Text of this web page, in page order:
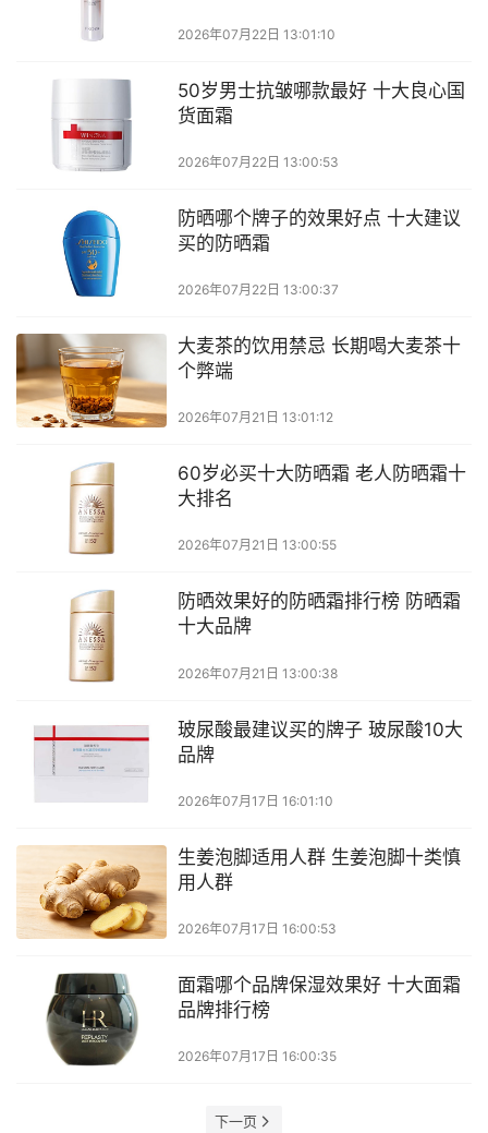
2026年07月22日 13:01:10
50岁男士抗皱哪款最好 十大良心国
货面霜
2026年07月22日 13:00:53
防晒哪个牌子的效果好点 十大建议
买的防晒霜
2026年07月22日 13:00:37
大麦茶的饮用禁忌 长期喝大麦茶十
个弊端
2026年07月21日 13:01:12
60岁必买十大防晒霜 老人防晒霜十
大排名
2026年07月21日 13:00:55
防晒效果好的防晒霜排行榜 防晒霜
十大品牌
2026年07月21日 13:00:38
玻尿酸最建议买的牌子 玻尿酸10大
品牌
2026年07月17日 16:01:10
生姜泡脚适用人群 生姜泡脚十类慎
用人群
2026年07月17日 16:00:53
面霜哪个品牌保湿效果好 十大面霜
品牌排行榜
2026年07月17日 16:00:35
下一页